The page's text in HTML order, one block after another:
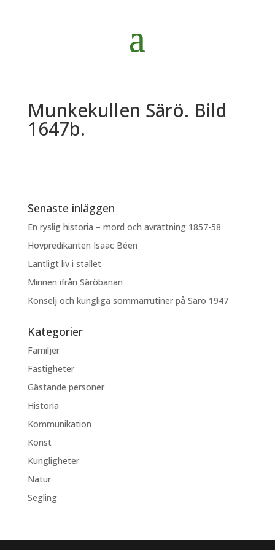
Munkekullen Särö. Bild
1647b.
Senaste inläggen
En ryslig historia – mord och avrättning 1857-58
Hovpredikanten Isaac Béen
Lantligt liv i stallet
Minnen ifrån Säröbanan
Konselj och kungliga sommarrutiner på Särö 1947
Kategorier
Familjer
Fastigheter
Gästande personer
Historia
Kommunikation
Konst
Kungligheter
Natur
Segling